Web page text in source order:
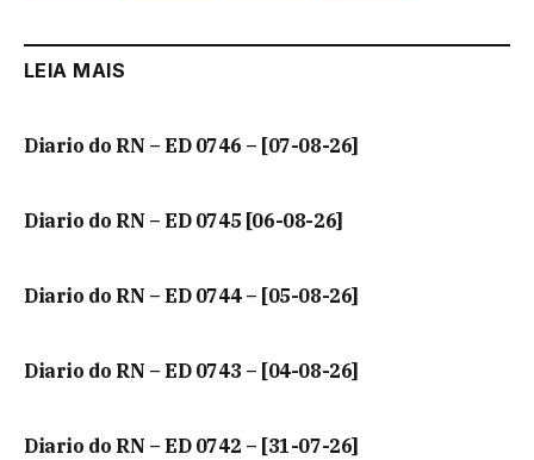
LEIA MAIS
Diario do RN – ED 0746 – [07-08-26]
Diario do RN – ED 0745 [06-08-26]
Diario do RN – ED 0744 – [05-08-26]
Diario do RN – ED 0743 – [04-08-26]
Diario do RN – ED 0742 – [31-07-26]